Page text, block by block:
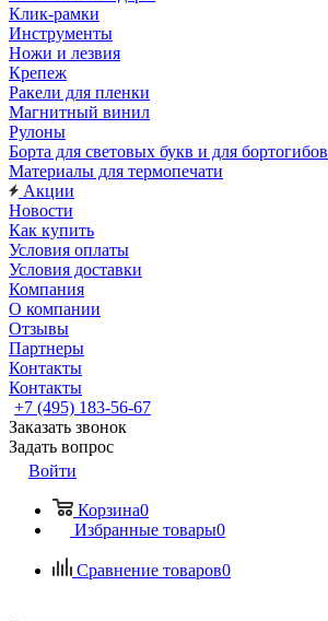
Клик-рамки
Инструменты
Ножи и лезвия
Крепеж
Ракели для пленки
Магнитный винил
Рулоны
Борта для световых букв и для бортогибов
Материалы для термопечати
Акции
Новости
Как купить
Условия оплаты
Условия доставки
Компания
О компании
Отзывы
Партнеры
Контакты
Контакты
+7 (495) 183-56-67
Заказать звонок
Задать вопрос
Войти
Корзина0
Избранные товары0
Сравнение товаров0